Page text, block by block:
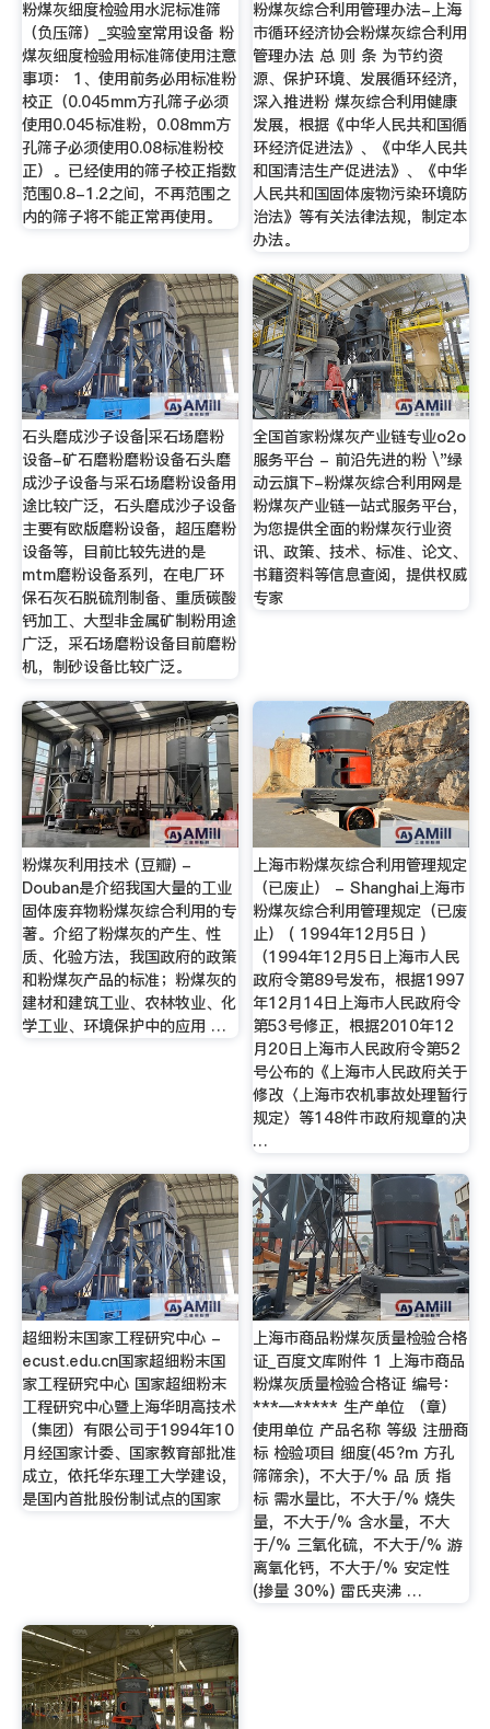
粉煤灰细度检验用水泥标准筛
（负压筛）_实验室常用设备 粉
煤灰细度检验用标准筛使用注意
事项： 1、使用前务必用标准粉
校正（0.045mm方孔筛子必须
使用0.045标准粉，0.08mm方
孔筛子必须使用0.08标准粉校
正）。已经使用的筛子校正指数
范围0.8-1.2之间，不再范围之
内的筛子将不能正常再使用。
粉煤灰综合利用管理办法-上海
市循环经济协会粉煤灰综合利用
管理办法 总 则 条 为节约资
源、保护环境、发展循环经济，
深入推进粉 煤灰综合利用健康
发展，根据《中华人民共和国循
环经济促进法》、《中华人民共
和国清洁生产促进法》、《中华
人民共和国固体废物污染环境防
治法》等有关法律法规，制定本
办法。
石头磨成沙子设备|采石场磨粉
设备-矿石磨粉磨粉设备石头磨
成沙子设备与采石场磨粉设备用
途比较广泛，石头磨成沙子设备
主要有欧版磨粉设备，超压磨粉
设备等，目前比较先进的是
mtm磨粉设备系列，在电厂环
保石灰石脱硫剂制备、重质碳酸
钙加工、大型非金属矿制粉用途
广泛，采石场磨粉设备目前磨粉
机，制砂设备比较广泛。
全国首家粉煤灰产业链专业o2o
服务平台 - 前沿先进的粉 \"绿
动云旗下-粉煤灰综合利用网是
粉煤灰产业链一站式服务平台，
为您提供全面的粉煤灰行业资
讯、政策、技术、标准、论文、
书籍资料等信息查阅，提供权威
专家
粉煤灰利用技术 (豆瓣) -
Douban是介绍我国大量的工业
固体废弃物粉煤灰综合利用的专
著。介绍了粉煤灰的产生、性
质、化验方法，我国政府的政策
和粉煤灰产品的标准；粉煤灰的
建材和建筑工业、农林牧业、化
学工业、环境保护中的应用 …
上海市粉煤灰综合利用管理规定
（已废止） - Shanghai上海市
粉煤灰综合利用管理规定（已废
止） ( 1994年12月5日 )
（1994年12月5日上海市人民
政府令第89号发布，根据1997
年12月14日上海市人民政府令
第53号修正，根据2010年12
月20日上海市人民政府令第52
号公布的《上海市人民政府关于
修改〈上海市农机事故处理暂行
规定〉等148件市政府规章的决
…
超细粉末国家工程研究中心 -
ecust.edu.cn国家超细粉末国
家工程研究中心 国家超细粉末
工程研究中心暨上海华明高技术
（集团）有限公司于1994年10
月经国家计委、国家教育部批准
成立，依托华东理工大学建设，
是国内首批股份制试点的国家
上海市商品粉煤灰质量检验合格
证_百度文库附件 1 上海市商品
粉煤灰质量检验合格证 编号：
***—***** 生产单位 （章）
使用单位 产品名称 等级 注册商
标 检验项目 细度(45?m 方孔
筛筛余)，不大于/% 品 质 指
标 需水量比，不大于/% 烧失
量，不大于/% 含水量，不大
于/% 三氧化硫，不大于/% 游
离氧化钙，不大于/% 安定性
(掺量 30%) 雷氏夹沸 …